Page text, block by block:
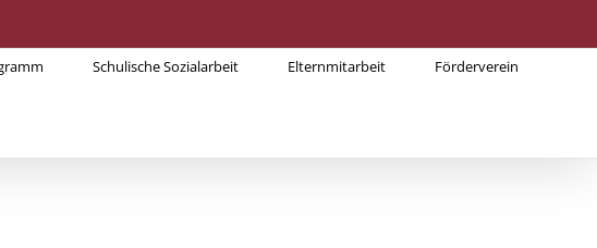
Schulische Sozialarbeit Elternmitarbeit Förderverein